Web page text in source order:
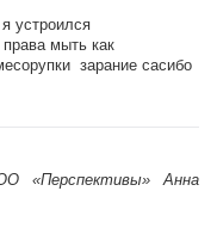
устроился
мыть как
зарание сасибо
«Перспективы» Анна